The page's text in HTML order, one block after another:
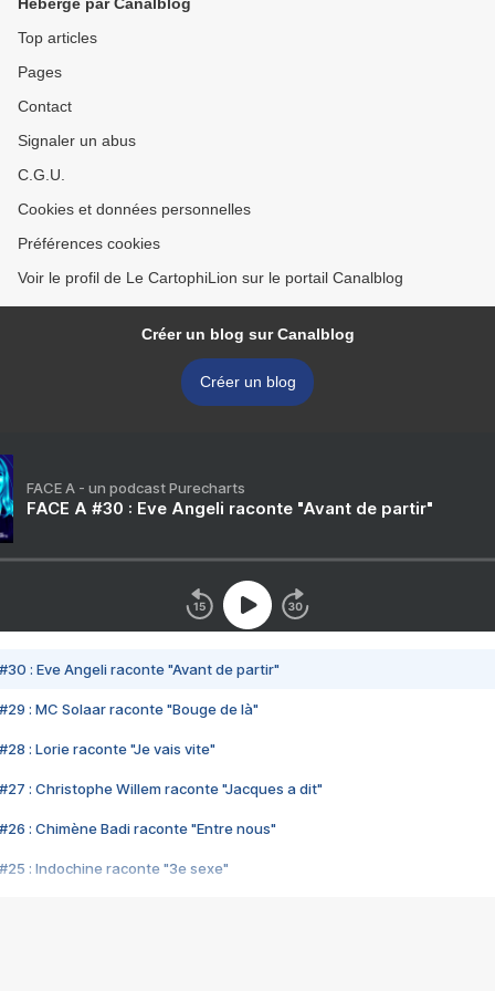
Top articles
Pages
Contact
Signaler un abus
C.G.U.
Cookies et données personnelles
Préférences cookies
Voir le profil de Le CartophiLion sur le portail Canalblog
Créer un blog sur Canalblog
Créer un blog
FACE A - un podcast Purecharts
FACE A #30 : Eve Angeli raconte "Avant de partir"
#30 : Eve Angeli raconte "Avant de partir"
#29 : MC Solaar raconte "Bouge de là"
#28 : Lorie raconte "Je vais vite"
#27 : Christophe Willem raconte "Jacques a dit"
#26 : Chimène Badi raconte "Entre nous"
#25 : Indochine raconte "3e sexe"